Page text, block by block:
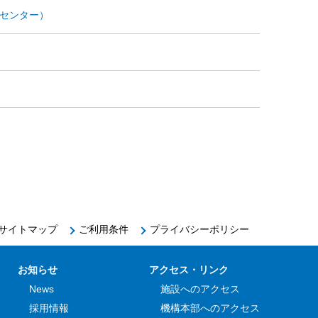
ンター）
イトマップ ご利用条件 プライバシーポリシー
お知らせ
News
採用情報
アクセス・リンク
施設へのアクセス
機構本部へのアクセス